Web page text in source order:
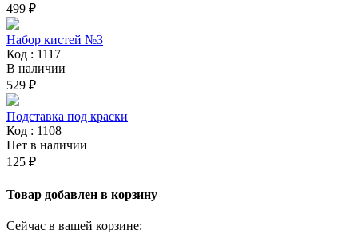
499 ₽
Набор кистей №3
Код : 1117
В наличии
529 ₽
Подставка под краски
Код : 1108
Нет в наличии
125 ₽
Товар добавлен в корзину
Сейчас в вашей корзине: